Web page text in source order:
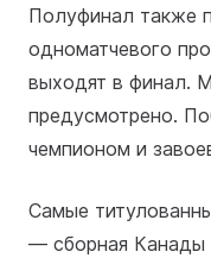
Полуфинал также
одноматчевого
выходят в финал.
предусмотрено.
чемпионом и
Самые
— сборная Канады